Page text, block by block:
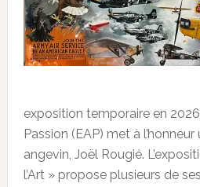
exposition temporaire en
Passion (EAP) met à
angevin, Joël Rougié.
l’Art » propose plusieurs de